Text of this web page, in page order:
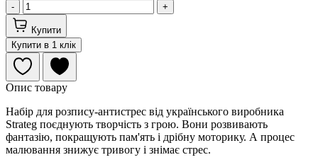
- +
Купити
Купити в 1 клік
Опис товару
Набір для розпису-антистрес від українського виробника
Strateg поєднують творчість з грою. Вони розвивають
фантазію, покращують пам'ять і дрібну моторику. А процес
малювання знижує тривогу і знімає стрес.